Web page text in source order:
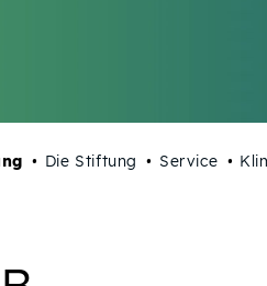
Die Stiftung Service